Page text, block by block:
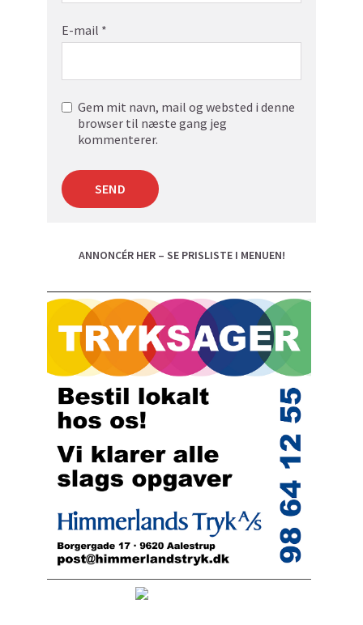
E-mail *
Gem mit navn, mail og websted i denne
browser til næste gang jeg
kommenterer.
ANNONCÉR HER – SE PRISLISTE I MENUEN!